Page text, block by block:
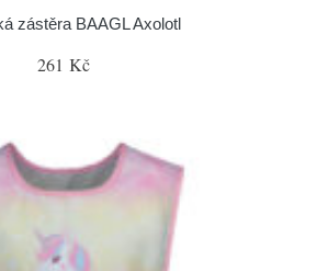
zástěra BAAGL Axolotl
261 Kč